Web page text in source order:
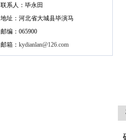
联系人：毕永田
地址：河北省大城县毕演马
邮编：065900
邮箱： kydianlan@126.com